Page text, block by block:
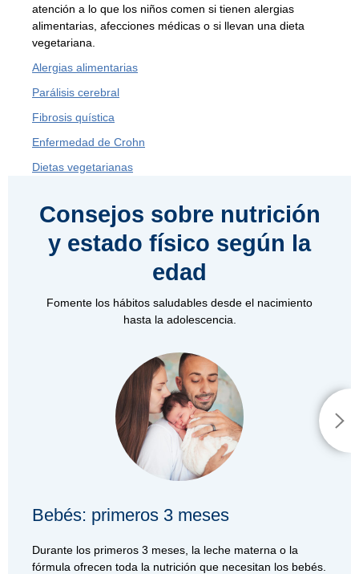
atención a lo que los niños comen si tienen alergias
alimentarias, afecciones médicas o si llevan una dieta
vegetariana.
Alergias alimentarias
Parálisis cerebral
Fibrosis quística
Enfermedad de Crohn
Dietas vegetarianas
Consejos sobre nutrición
y estado físico según la
edad
Fomente los hábitos saludables desde el nacimiento
hasta la adolescencia.
Bebés: primeros 3 meses
Durante los primeros 3 meses, la leche materna o la
fórmula ofrecen toda la nutrición que necesitan los bebés.